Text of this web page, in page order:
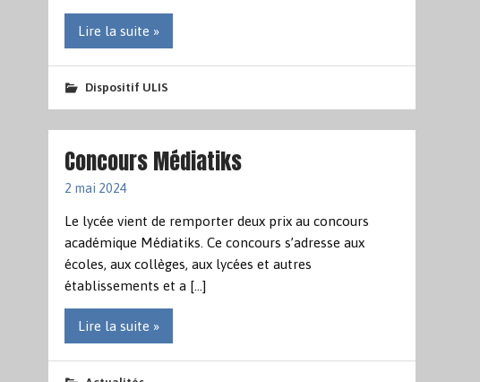
Lire la suite »
Dispositif ULIS
Concours Médiatiks
2 mai 2024
Le lycée vient de remporter deux prix au concours
académique Médiatiks. Ce concours s’adresse aux
écoles, aux collèges, aux lycées et autres
établissements et a […]
Lire la suite »